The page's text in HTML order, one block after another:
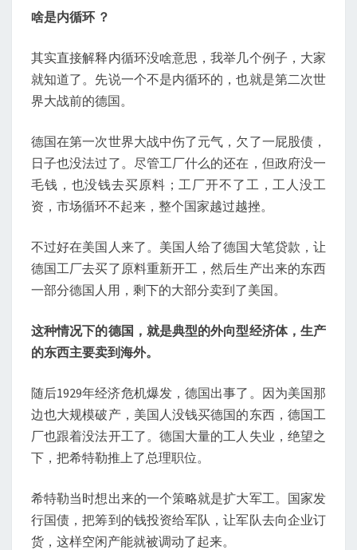
啥是内循环 ？
其实直接解释内循环没啥意思，我举几个例子，大家
就知道了。先说一个不是内循环的，也就是第二次世
界大战前的德国。
德国在第一次世界大战中伤了元气，欠了一屁股债，
日子也没法过了。尽管工厂什么的还在，但政府没一
毛钱，也没钱去买原料；工厂开不了工，工人没工
资，市场循环不起来，整个国家越过越挫。
不过好在美国人来了。美国人给了德国大笔贷款，让
德国工厂去买了原料重新开工，然后生产出来的东西
一部分德国人用，剩下的大部分卖到了美国。
这种情况下的德国，就是典型的外向型经济体，生产
的东西主要卖到海外。
随后1929年经济危机爆发，德国出事了。因为美国那
边也大规模破产，美国人没钱买德国的东西，德国工
厂也跟着没法开工了。德国大量的工人失业，绝望之
下，把希特勒推上了总理职位。
希特勒当时想出来的一个策略就是扩大军工。国家发
行国债，把筹到的钱投资给军队，让军队去向企业订
货，这样空闲产能就被调动了起来。